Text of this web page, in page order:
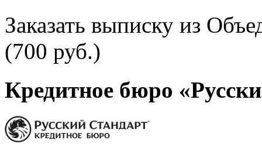
Заказать выписку из
(700 руб.)
Кредитное бюро